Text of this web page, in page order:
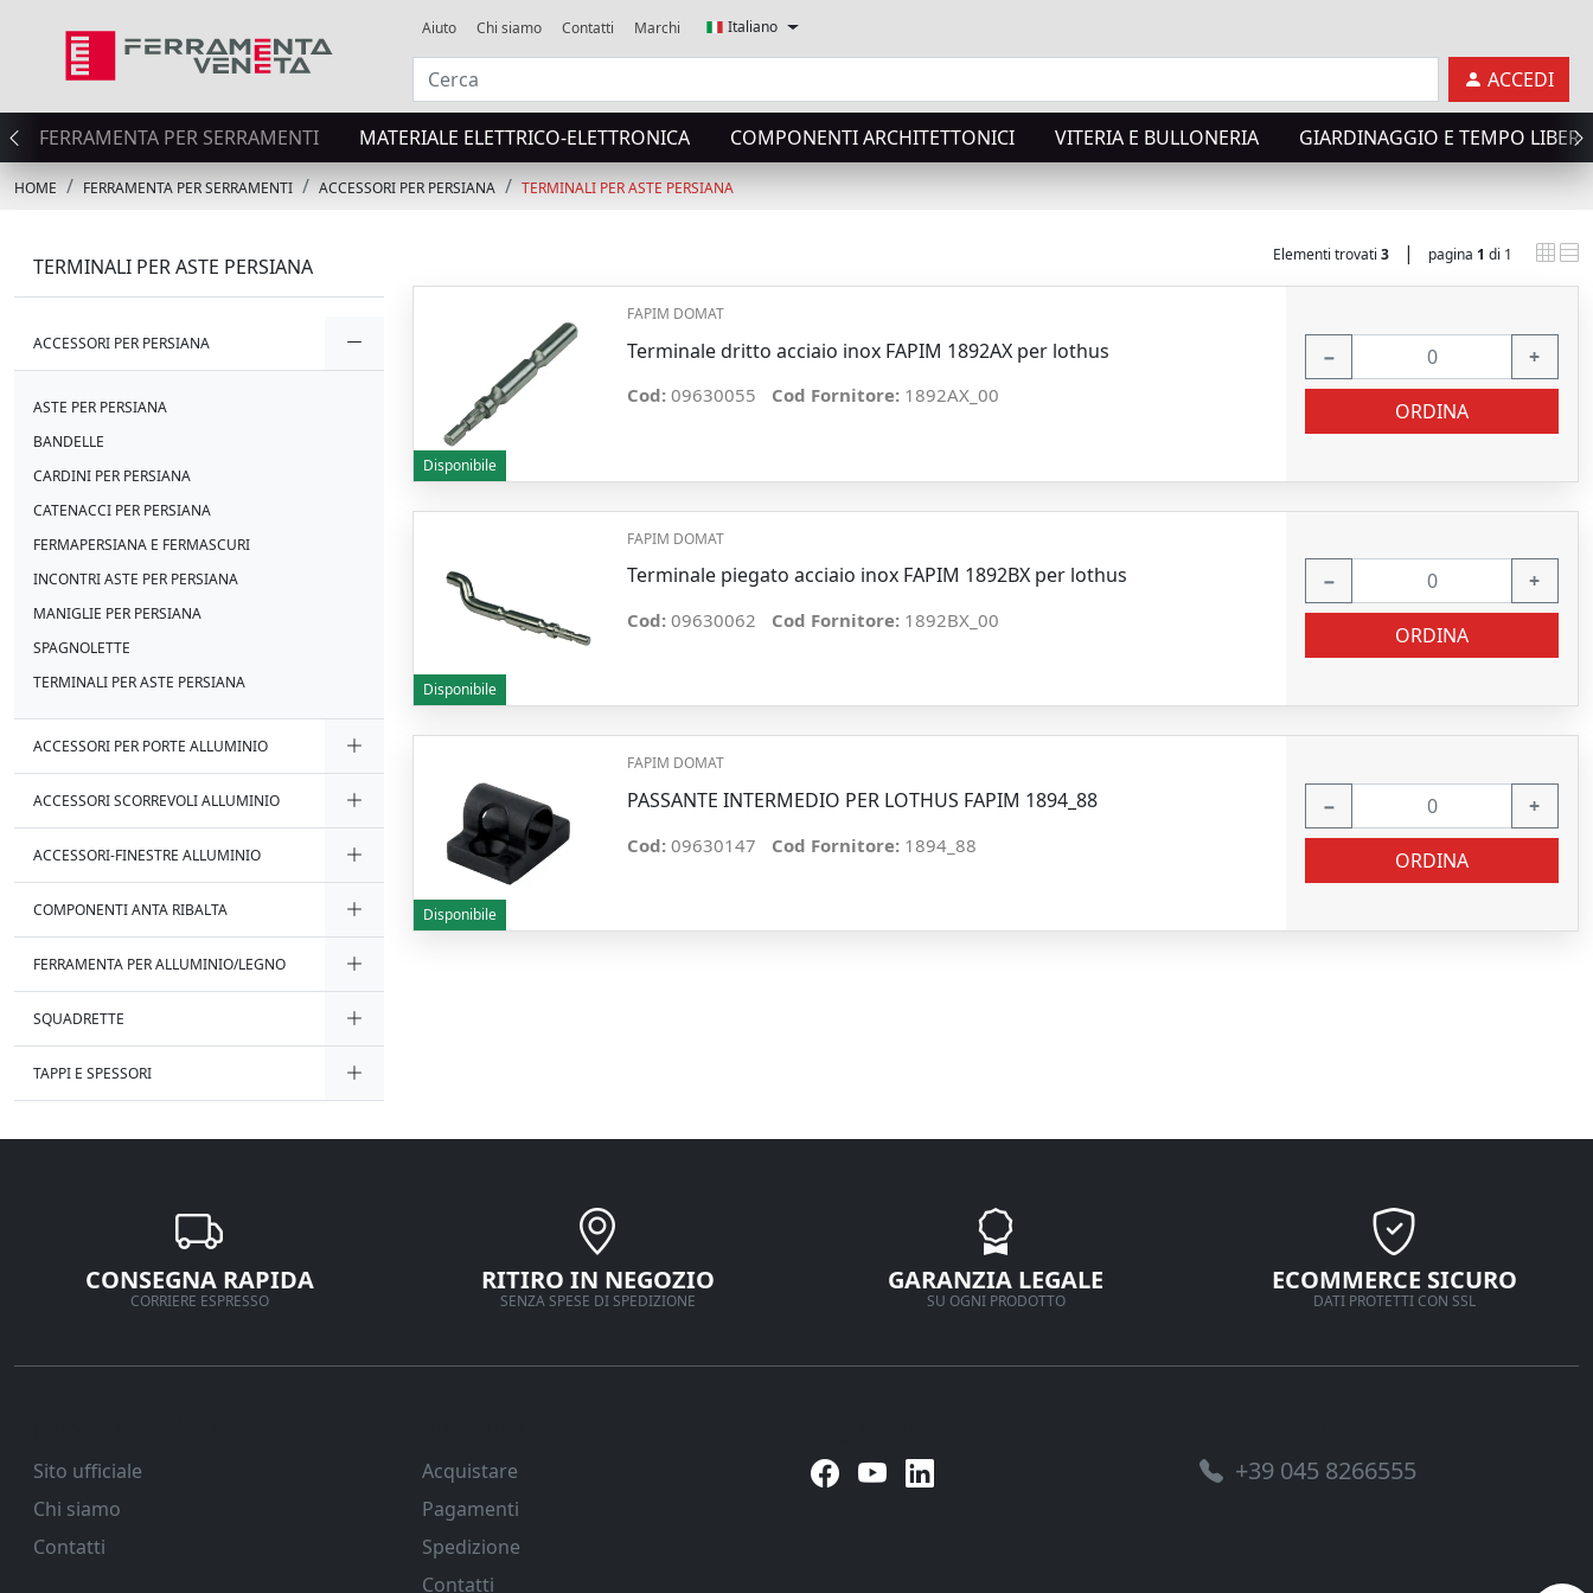
Aiuto Chi siamo Contatti Marchi Italiano
ACCEDI
FERRAMENTA PER SERRAMENTI MATERIALE ELETTRICO-ELETTRONICA COMPONENTI ARCHITETTONICI VITERIA E BULLONERIA GIARDINAGGIO E TEMPO
HOME FERRAMENTA PER SERRAMENTI ACCESSORI PER PERSIANA TERMINALI PER ASTE PERSIANA
TERMINALI PER ASTE PERSIANA
ACCESSORI PER PERSIANA
ASTE PER PERSIANA
BANDELLE
CARDINI PER PERSIANA
CATENACCI PER PERSIANA
FERMAPERSIANA E FERMASCURI
INCONTRI ASTE PER PERSIANA
MANIGLIE PER PERSIANA
SPAGNOLETTE
TERMINALI PER ASTE PERSIANA
ACCESSORI PER PORTE ALLUMINIO
ACCESSORI SCORREVOLI ALLUMINIO
ACCESSORI-FINESTRE ALLUMINIO
COMPONENTI ANTA RIBALTA
FERRAMENTA PER ALLUMINIO/LEGNO
SQUADRETTE
TAPPI E SPESSORI
Elementi trovati 3 | pagina 1 di 1
Disponibile
FAPIM DOMAT
Terminale dritto acciaio inox FAPIM 1892AX per lothus
Cod: 09630055 Cod Fornitore: 1892AX_00
− +
ORDINA
Disponibile
FAPIM DOMAT
Terminale piegato acciaio inox FAPIM 1892BX per lothus
Cod: 09630062 Cod Fornitore: 1892BX_00
− +
ORDINA
Disponibile
FAPIM DOMAT
PASSANTE INTERMEDIO PER LOTHUS FAPIM 1894_88
Cod: 09630147 Cod Fornitore: 1894_88
− +
ORDINA
CONSEGNA RAPIDA
CORRIERE ESPRESSO
RITIRO IN NEGOZIO
SENZA SPESE DI SPEDIZIONE
GARANZIA LEGALE
SU OGNI PRODOTTO
ECOMMERCE SICURO
DATI PROTETTI CON SSL
Sito ufficiale
Chi siamo
Contatti
Acquistare
Pagamenti
Spedizione
Contatti
+39 045 8266555